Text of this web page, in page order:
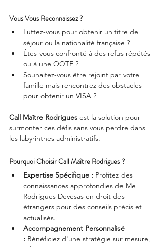
Vous Vous Reconnaissez ?
Luttez-vous pour obtenir un titre de
séjour ou la nationalité française ?
Êtes-vous confronté à des refus répétés
ou à une OQTF ?
Souhaitez-vous être rejoint par votre
famille mais rencontrez des obstacles
pour obtenir un VISA ?
Call Maître Rodrigues est la solution pour
surmonter ces défis sans vous perdre dans
les labyrinthes administratifs.
Pourquoi Choisir Call Maître Rodrigues ?
Expertise Spécifique : Profitez des
connaissances approfondies de Me
Rodrigues Devesas en droit des
étrangers pour des conseils précis et
actualisés.
Accompagnement Personnalisé
: Bénéficiez d'une stratégie sur mesure,